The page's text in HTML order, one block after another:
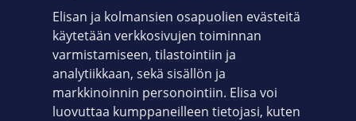
OMAYHTEISÖ
VIANSELVITYS
ASIAKASPALVELU
Elisan ja kolmansien osapuolien evästeitä
käytetään verkkosivujen toiminnan
varmistamiseen, tilastointiin ja
analytiikkaan, sekä sisällön ja
markkinoinnin personointiin. Elisa voi
luovuttaa kumppaneilleen tietojasi, kuten